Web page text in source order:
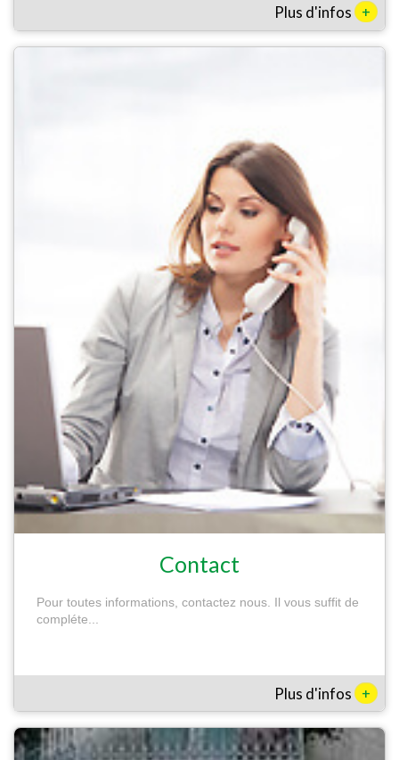
Plus d'infos +
Contact
Pour toutes informations, contactez nous. Il vous suffit de
compléte...
Plus d'infos +